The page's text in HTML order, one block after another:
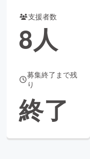
Creation
コミュニティ
支援者数
8人
募集終了まで残
り
終了